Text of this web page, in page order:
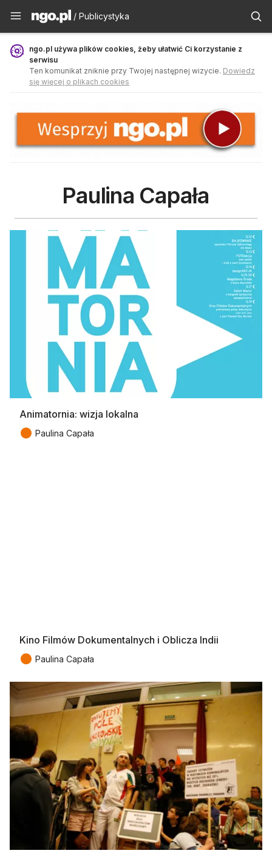
Publicystyka - ngo.pl
/ Publicystyka
ngo.pl używa plików cookies, żeby ułatwić Ci korzystanie z
serwisu
Ten komunikat zniknie przy Twojej następnej wizycie. Dowiedz
się więcej o plikach cookies
Paulina Capała
Animatornia: wizja lokalna
● Paulina Capała
Kino Filmów Dokumentalnych i Oblicza Indii
● Paulina Capała